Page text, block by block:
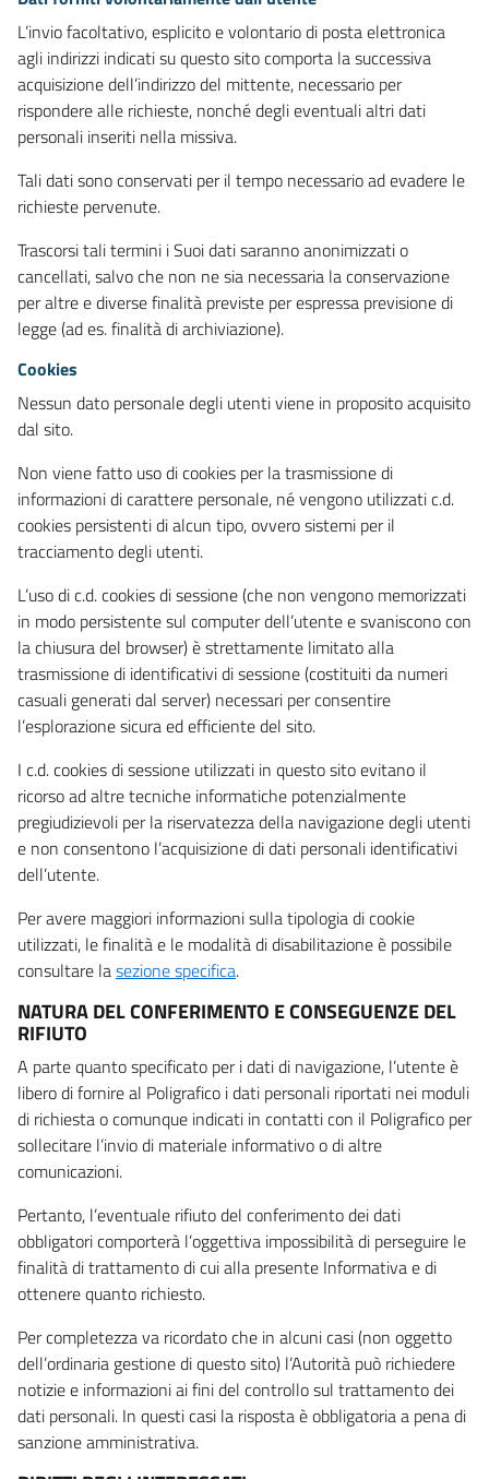
L’invio facoltativo, esplicito e volontario di posta elettronica
agli indirizzi indicati su questo sito comporta la successiva
acquisizione dell’indirizzo del mittente, necessario per
rispondere alle richieste, nonché degli eventuali altri dati
personali inseriti nella missiva.
Tali dati sono conservati per il tempo necessario ad evadere le
richieste pervenute.
Trascorsi tali termini i Suoi dati saranno anonimizzati o
cancellati, salvo che non ne sia necessaria la conservazione
per altre e diverse finalità previste per espressa previsione di
legge (ad es. finalità di archiviazione).
Cookies
Nessun dato personale degli utenti viene in proposito acquisito
dal sito.
Non viene fatto uso di cookies per la trasmissione di
informazioni di carattere personale, né vengono utilizzati c.d.
cookies persistenti di alcun tipo, ovvero sistemi per il
tracciamento degli utenti.
L’uso di c.d. cookies di sessione (che non vengono memorizzati
in modo persistente sul computer dell’utente e svaniscono con
la chiusura del browser) è strettamente limitato alla
trasmissione di identificativi di sessione (costituiti da numeri
casuali generati dal server) necessari per consentire
l’esplorazione sicura ed efficiente del sito.
I c.d. cookies di sessione utilizzati in questo sito evitano il
ricorso ad altre tecniche informatiche potenzialmente
pregiudizievoli per la riservatezza della navigazione degli utenti
e non consentono l’acquisizione di dati personali identificativi
dell’utente.
Per avere maggiori informazioni sulla tipologia di cookie
utilizzati, le finalità e le modalità di disabilitazione è possibile
consultare lasezione specifica.
NATURA DEL CONFERIMENTO E CONSEGUENZE DEL
RIFIUTO
A parte quanto specificato per i dati di navigazione, l’utente è
libero di fornire al Poligrafico i dati personali riportati nei moduli
di richiesta o comunque indicati in contatti con il Poligrafico per
sollecitare l’invio di materiale informativo o di altre
comunicazioni.
Pertanto, l’eventuale rifiuto del conferimento dei dati
obbligatori comporterà l’oggettiva impossibilità di perseguire le
finalità di trattamento di cui alla presente Informativa e di
ottenere quanto richiesto.
Per completezza va ricordato che in alcuni casi (non oggetto
dell’ordinaria gestione di questo sito) l’Autorità può richiedere
notizie e informazioni ai fini del controllo sul trattamento dei
dati personali. In questi casi la risposta è obbligatoria a pena di
sanzione amministrativa.